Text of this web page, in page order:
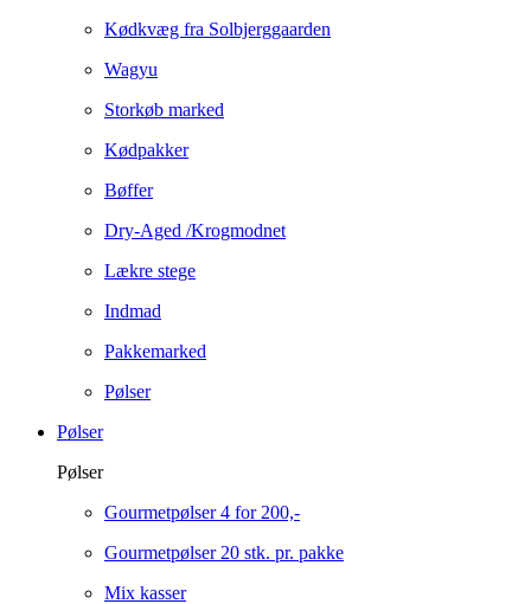
Kødkvæg fra Solbjerggaarden
Wagyu
Storkøb marked
Kødpakker
Bøffer
Dry-Aged /Krogmodnet
Lækre stege
Indmad
Pakkemarked
Pølser
Pølser
Pølser
Gourmetpølser 4 for 200,-
Gourmetpølser 20 stk. pr. pakke
Mix kasser